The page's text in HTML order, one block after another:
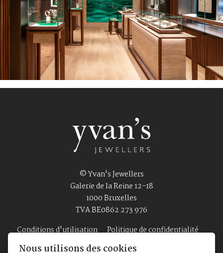
© Yvan's Jewellers
Galerie de la Reine 12-18
1000 Bruxelles
TVA BE0862 273 976
Conditions d'utilisation
Politique de confidentialité
Nous utilisons des cookies